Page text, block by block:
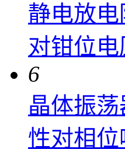
静电放
对钳位
6
晶体振
性对相